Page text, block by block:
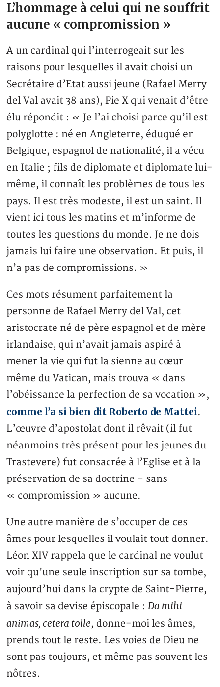
L’hommage à celui qui ne souffrit
aucune « compromission »
A un cardinal qui l’interrogeait sur les
raisons pour lesquelles il avait choisi un
Secrétaire d’Etat aussi jeune (Rafael Merry
del Val avait 38 ans), Pie X qui venait d’être
élu répondit : « Je l’ai choisi parce qu’il est
polyglotte : né en Angleterre, éduqué en
Belgique, espagnol de nationalité, il a vécu
en Italie ; fils de diplomate et diplomate lui-
même, il connaît les problèmes de tous les
pays. Il est très modeste, il est un saint. Il
vient ici tous les matins et m’informe de
toutes les questions du monde. Je ne dois
jamais lui faire une observation. Et puis, il
n’a pas de compromissions. »
Ces mots résument parfaitement la
personne de Rafael Merry del Val, cet
aristocrate né de père espagnol et de mère
irlandaise, qui n’avait jamais aspiré à
mener la vie qui fut la sienne au cœur
même du Vatican, mais trouva « dans
l’obéissance la perfection de sa vocation »,
comme l’a si bien dit Roberto de Mattei.
L’œuvre d’apostolat dont il rêvait (il fut
néanmoins très présent pour les jeunes du
Trastevere) fut consacrée à l’Eglise et à la
préservation de sa doctrine – sans
« compromission » aucune.
Une autre manière de s’occuper de ces
âmes pour lesquelles il voulait tout donner.
Léon XIV rappela que le cardinal ne voulut
voir qu’une seule inscription sur sa tombe,
aujourd’hui dans la crypte de Saint-Pierre,
à savoir sa devise épiscopale :Da mihi
animas, cetera tolle, donne-moi les âmes,
prends tout le reste. Les voies de Dieu ne
sont pas toujours, et même pas souvent les
nôtres.